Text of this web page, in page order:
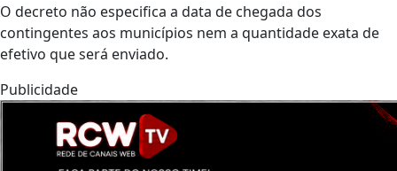
O decreto não especifica a data de chegada dos
contingentes aos municípios nem a quantidade exata de
efetivo que será enviado.
Publicidade